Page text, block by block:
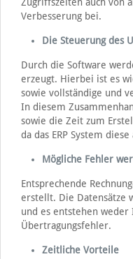
Verbesserung bei.
Die Steuerung des
Durch die Software
erzeugt. Hierbei ist es
sowie vollständige und
In diesem
sowie die Zeit zum
da das ERP System
Mögliche Fehler
Entsprechende
erstellt. Die Datensätze
und es entstehen weder
Übertragungsfehler.
Zeitliche Vorteile